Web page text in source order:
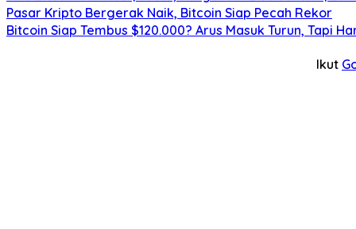
Pasar Kripto Bergerak Naik, Bitcoin Siap Pecah Rekor
Bitcoin Siap Tembus $120.000? Arus Masuk Turun, Tapi
Ikut